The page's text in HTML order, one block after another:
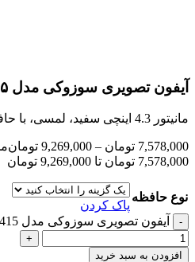
آیفون تصویری سوزوکی مدل sz-۴۱۵
مانیتور 4.3 اینچی سفید، لمسی، با حافظه و بدون حافظه.
7,578,000 تومان –
9,269,000 تومان
7,578,000 تومان تا 9,269,000 تومان
نوع حافظه
پاک کردن
آیفون تصویری سوزوکی مدل sz-415 عدد
افزودن به سبد خرید